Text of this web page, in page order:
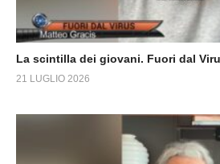
La scintilla dei giovani. Fuori dal
21 LUGLIO 2026